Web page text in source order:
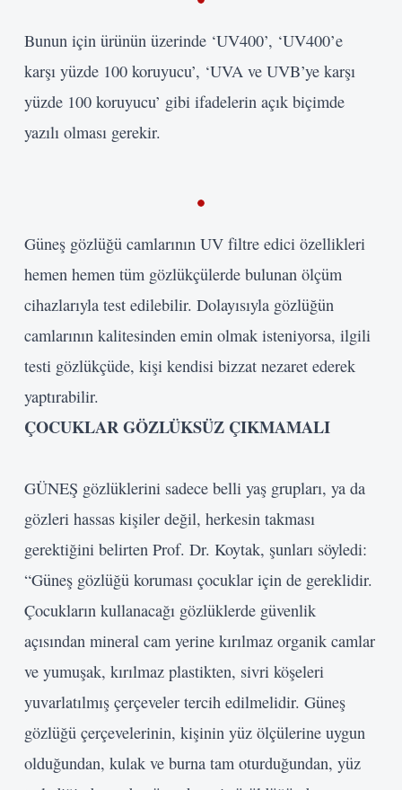
Bunun için ürünün üzerinde ‘UV400’, ‘UV400’e
karşı yüzde 100 koruyucu’, ‘UVA ve UVB’ye karşı
yüzde 100 koruyucu’ gibi ifadelerin açık biçimde
yazılı olması gerekir.
Güneş gözlüğü camlarının UV filtre edici özellikleri
hemen hemen tüm gözlükçülerde bulunan ölçüm
cihazlarıyla test edilebilir. Dolayısıyla gözlüğün
camlarının kalitesinden emin olmak isteniyorsa, ilgili
testi gözlükçüde, kişi kendisi bizzat nezaret ederek
yaptırabilir.
ÇOCUKLARGÖZLÜKSÜZ ÇIKMAMALI
GÜNEŞ gözlüklerini sadece belli yaş grupları, ya da
gözleri hassas kişiler değil, herkesin takması
gerektiğini belirten Prof. Dr. Koytak, şunları söyledi:
“Güneş gözlüğü koruması çocuklar için de gereklidir.
Çocukların kullanacağı gözlüklerde güvenlik
açısından mineral cam yerine kırılmaz organik camlar
ve yumuşak, kırılmaz plastikten, sivri köşeleri
yuvarlatılmış çerçeveler tercih edilmelidir. Güneş
gözlüğü çerçevelerinin, kişinin yüz ölçülerine uygun
olduğundan, kulak ve burna tam oturduğundan, yüz